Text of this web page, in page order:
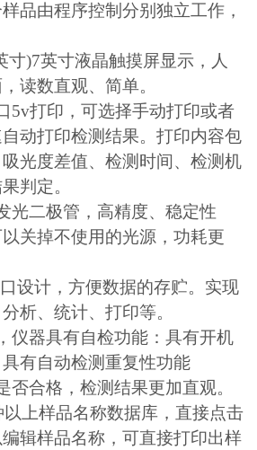
品由程序控制分别独立工作，
寸)7英寸液晶触摸屏显示，人
读数直观、简单。
5v打印，可选择手动打印或者
动打印检测结果。打印内容包
光度差值、检测时间、检测机
判定。
光二极管，高精度、稳定性
关掉不使用的光源，功耗更
设计，方便数据的存贮。实现
析、统计、打印等。
仪器具有自检功能：具有开机
有自动检测重复性功能
否合格，检测结果更加直观。
上样品名称数据库，直接点击
辑样品名称，可直接打印出样